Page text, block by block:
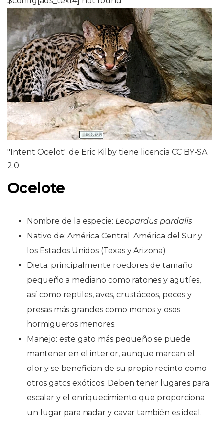
"Intent Ocelot" de Eric Kilby tiene licencia CC BY-SA
2.0
Ocelote
Nombre de la especie: Leopardus pardalis
Nativo de: América Central, América del Sur y
los Estados Unidos (Texas y Arizona)
Dieta: principalmente roedores de tamaño
pequeño a mediano como ratones y agutíes,
así como reptiles, aves, crustáceos, peces y
presas más grandes como monos y osos
hormigueros menores.
Manejo: este gato más pequeño se puede
mantener en el interior, aunque marcan el
olor y se benefician de su propio recinto como
otros gatos exóticos. Deben tener lugares para
escalar y el enriquecimiento que proporciona
un lugar para nadar y cavar también es ideal.